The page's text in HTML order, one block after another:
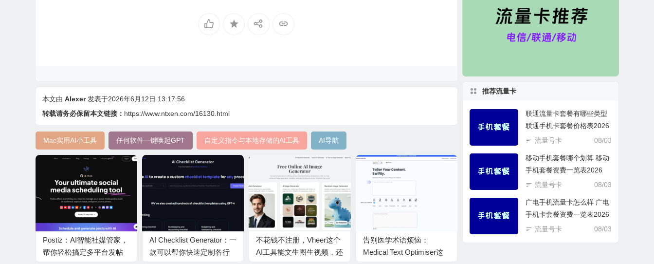
本文由 Alexer 发表于2026年6月12日 13:17:56
转载请务必保留本文链接： https://www.ntxen.com/16130.html
Mac实用AI小工具 任何软件一键唤起GPT 自定义指令与本地存储的AI工具 AI导航
Postiz：AI智能社媒管家，
帮你轻松搞定多平台发帖
AI Checklist Generator：一
款可以帮你快速定制各行
不花钱不注册，Vheer这个
AI工具能文生图生视频，还
告别医学术语烦恼：
Medical Text Optimiser这
推荐流量卡
联通流量卡套餐有哪些类型
联通手机卡套餐价格表2026
08/03
流量号卡
移动手机套餐哪个划算 移动
手机套餐资费一览表2026
08/03
流量号卡
广电手机流量卡怎么样 广电
手机卡套餐资费一览表2026
08/03
流量号卡